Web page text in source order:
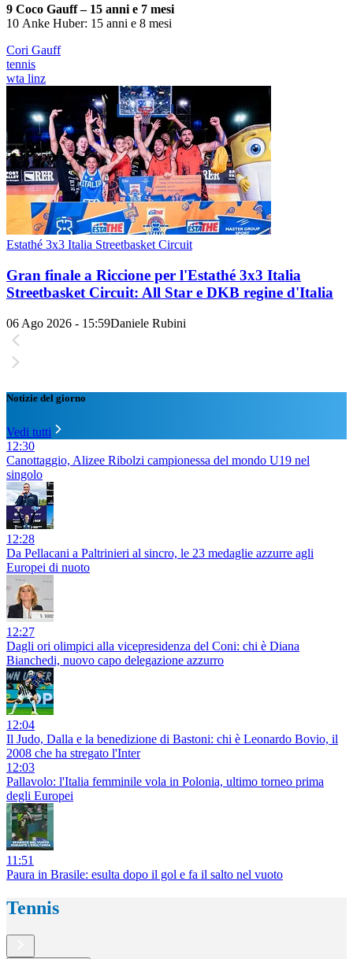
9 Coco Gauff – 15 anni e 7 mesi
10 Anke Huber: 15 anni e 8 mesi
Cori Gauff
tennis
wta linz
Estathé 3x3 Italia Streetbasket Circuit
Gran finale a Riccione per l'Estathé 3x3 Italia
Streetbasket Circuit: All Star e DKB regine d'Italia
06 Ago 2026 - 15:59Daniele Rubini
Notizie del giorno
Vedi tutti
12:30
Canottaggio, Alizee Ribolzi campionessa del mondo U19 nel
singolo
12:28
Da Pellacani a Paltrinieri al sincro, le 23 medaglie azzurre agli
Europei di nuoto
12:27
Dagli ori olimpici alla vicepresidenza del Coni: chi è Diana
Bianchedi, nuovo capo delegazione azzurro
12:04
Il Judo, Dalla e la benedizione di Bastoni: chi è Leonardo Bovio, il
2008 che ha stregato l'Inter
12:03
Pallavolo: l'Italia femminile vola in Polonia, ultimo torneo prima
degli Europei
11:51
Paura in Brasile: esulta dopo il gol e fa il salto nel vuoto
Tennis